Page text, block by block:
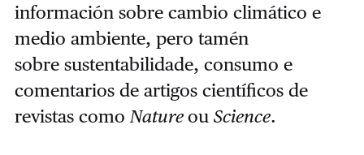
información sobre cambio climático e
medio ambiente, pero tamén
sobre sustentabilidade, consumo e
comentarios de artigos científicos de
revistas como Natureou Science.